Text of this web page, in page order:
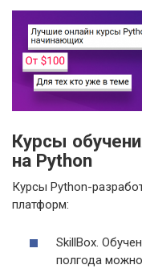
Курсы
на Python
Курсы Python-
платформ:
SkillBox.
полгода